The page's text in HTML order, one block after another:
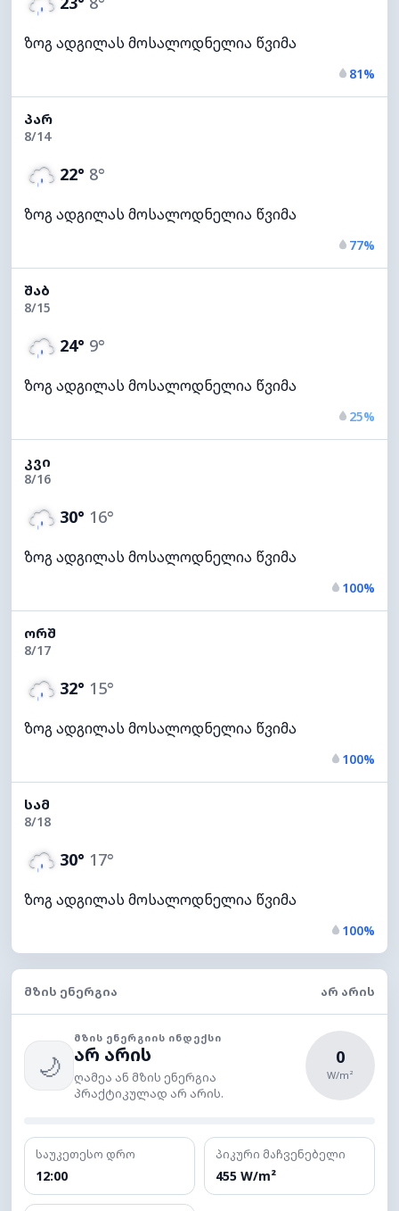
ზოგ ადგილას მოსალოდნელია წვიმა
81%
ᲞᲐᲠ
8/14
22° 8°
ზოგ ადგილას მოსალოდნელია წვიმა
77%
ᲨᲐᲑ
8/15
24° 9°
ზოგ ადგილას მოსალოდნელია წვიმა
25%
ᲙᲕᲘ
8/16
30° 16°
ზოგ ადგილას მოსალოდნელია წვიმა
100%
ᲝᲠᲨ
8/17
32° 15°
ზოგ ადგილას მოსალოდნელია წვიმა
100%
ᲡᲐᲛ
8/18
30° 17°
ზოგ ადგილას მოსალოდნელია წვიმა
100%
ᲛᲖᲘᲡ ᲔᲜᲔᲠᲒᲘᲐ ᲐᲠ ᲐᲠᲘᲡ
🌙
ᲛᲖᲘᲡ ᲔᲜᲔᲠᲒᲘᲘᲡ ᲘᲜᲓᲔᲥᲡᲘ
არ არის
ღამეა ან მზის ენერგია
პრაქტიკულად არ არის.
0
W/m²
საუკეთესო დრო
12:00
პიკური მაჩვენებელი
455 W/m²